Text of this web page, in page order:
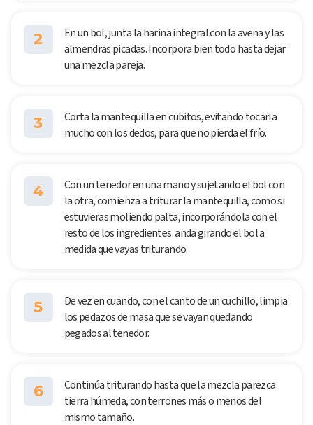
2
En un bol, junta la harina integral con la avena y las
almendras picadas. Incorpora bien todo hasta dejar
una mezcla pareja.
3
Corta la mantequilla en cubitos, evitando tocarla
mucho con los dedos, para que no pierda el frío.
4
Con un tenedor en una mano y sujetando el bol con
la otra, comienza a triturar la mantequilla, como si
estuvieras moliendo palta, incorporándola con el
resto de los ingredientes. anda girando el bol a
medida que vayas triturando.
5
De vez en cuando, con el canto de un cuchillo, limpia
los pedazos de masa que se vayan quedando
pegados al tenedor.
6
Continúa triturando hasta que la mezcla parezca
tierra húmeda, con terrones más o menos del
mismo tamaño.